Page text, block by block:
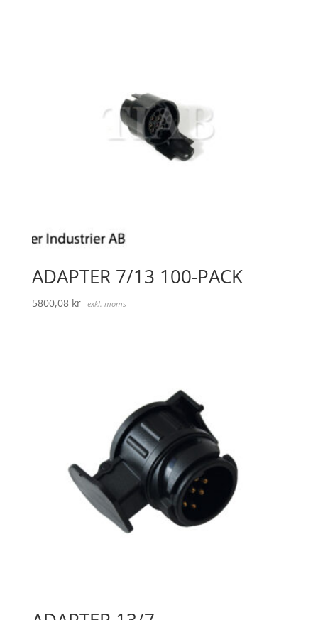
ADAPTER 7/13 100-PACK
5800,08 kr exkl. moms